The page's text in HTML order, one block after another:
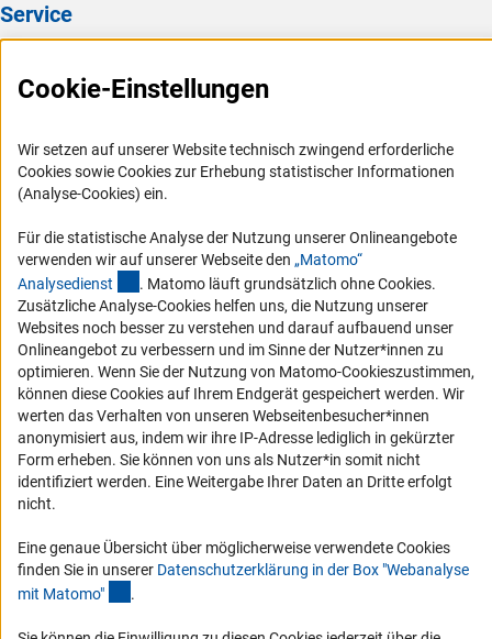
Service
FAQ
Logo und Corporate Design
RSS-Feeds
Vergabeverfahren
Barrierefreiheit
Service und Informationen für Menschen mit Behinderungen
Erklärung zur Barrierefreiheit
Barriere melden
DFG-aktuell
Erhalten Sie Neuigkeiten aus der DFG direkt in Ihr Mailpostfach oder
schauen Sie sich die Ausgaben online an.
Zum Newsletter
Cookie-Einstellungen
Wir setzen auf unserer Website technisch zwingend erforderliche
Cookies sowie Cookies zur Erhebung statistischer Informationen
(Analyse-Cookies) ein.
Für die statistische Analyse der Nutzung unserer Onlineangebote
verwenden wir auf unserer Webseite den „Matomo“
Analysedienst (externer Link)
. Matomo läuft grundsätzlich ohne Cookies.
Zusätzliche Analyse-Cookies helfen uns, die Nutzung unserer
Websites noch besser zu verstehen und darauf aufbauend unser
Onlineangebot zu verbessern und im Sinne der Nutzer*innen zu
optimieren. Wenn Sie der Nutzung von Matomo-Cookieszustimmen,
können diese Cookies auf Ihrem Endgerät gespeichert werden. Wir
werten das Verhalten von unseren Webseitenbesucher*innen
anonymisiert aus, indem wir ihre IP-Adresse lediglich in gekürzter
Form erheben. Sie können von uns als Nutzer*in somit nicht
identifiziert werden. Eine Weitergabe Ihrer Daten an Dritte erfolgt
nicht.
Eine genaue Übersicht über möglicherweise verwendete Cookies
finden Sie in unserer Datenschutzerklärung in der Box "Webanalyse
mit Matomo" .